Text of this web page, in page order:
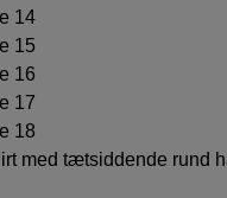
med tætsiddende rund